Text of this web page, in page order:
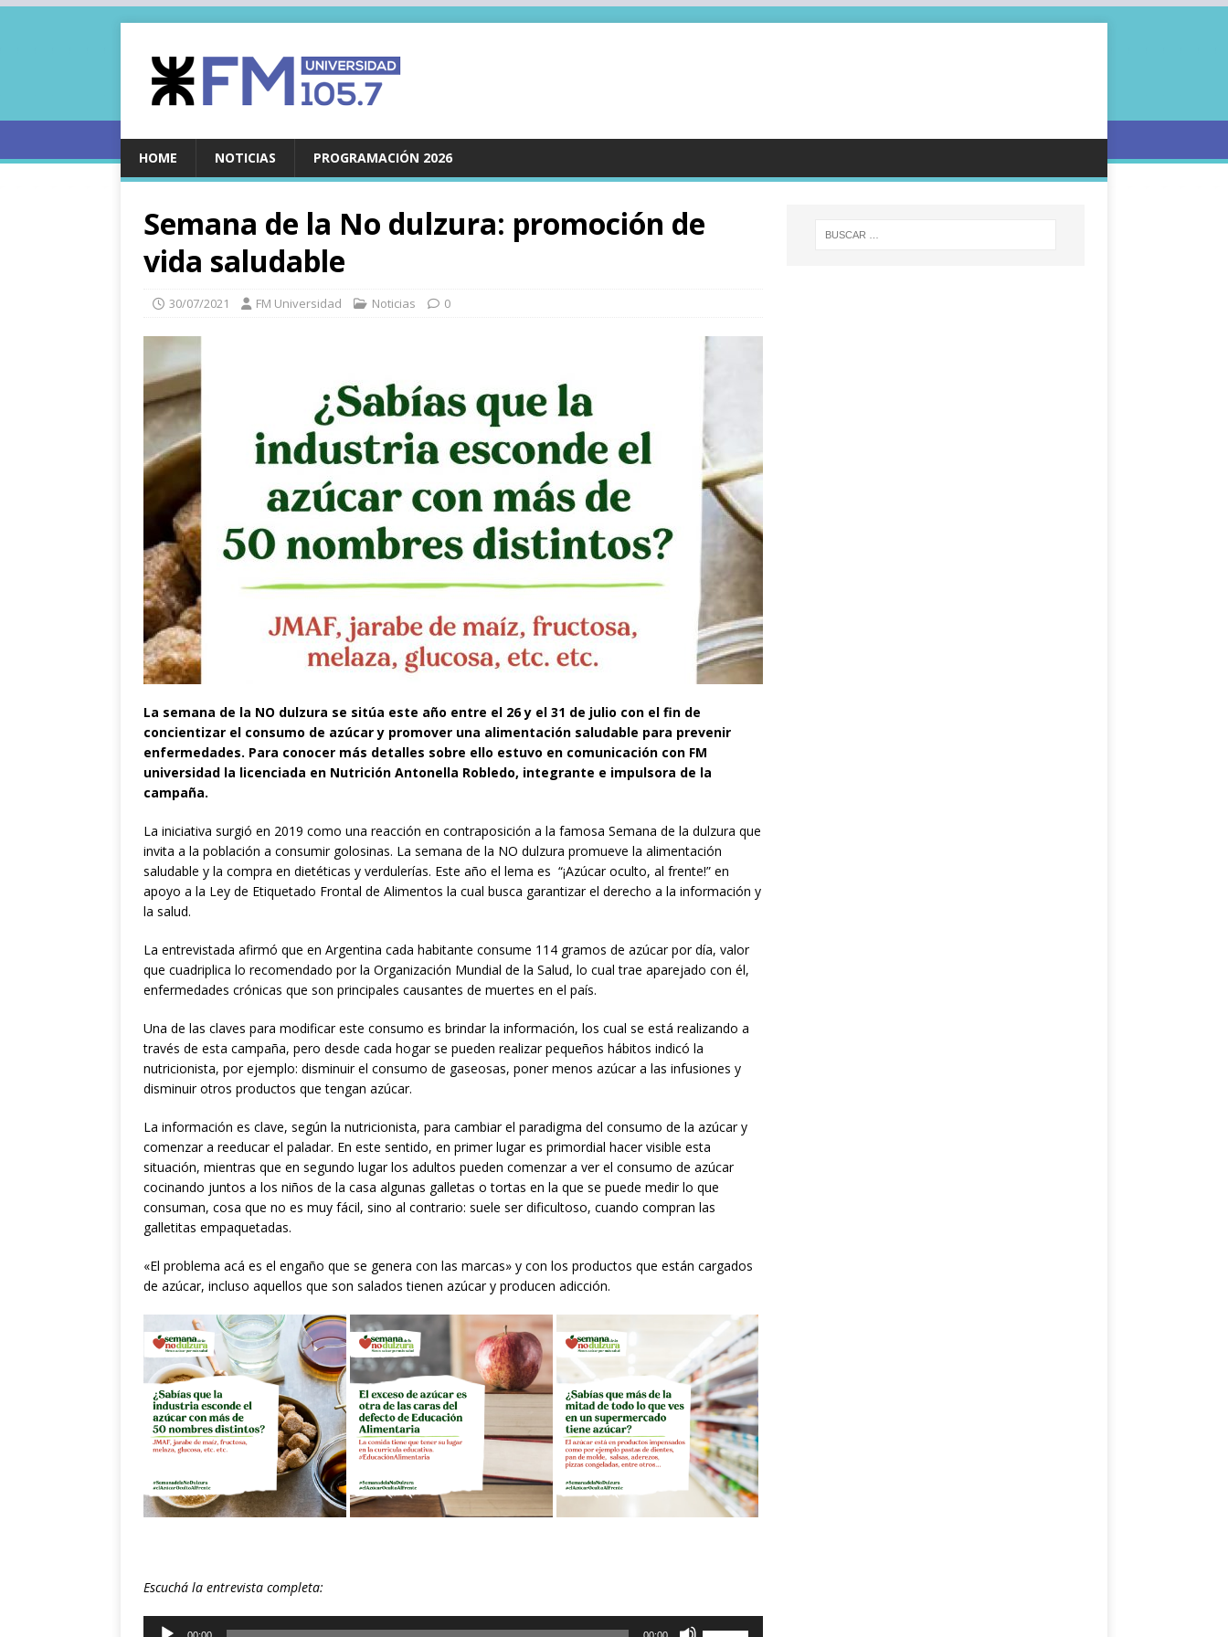
HOME NOTICIAS PROGRAMACIÓN 2026
Semana de la No dulzura: promoción de
vida saludable
30/07/2021 FM Universidad Noticias 0
La semana de la NO dulzura se sitúa este año entre el 26 y el 31 de julio con el fin de
concientizar el consumo de azúcar y promover una alimentación saludable para prevenir
enfermedades. Para conocer más detalles sobre ello estuvo en comunicación con FM
universidad la licenciada en Nutrición Antonella Robledo, integrante e impulsora de la
campaña.
La iniciativa surgió en 2019 como una reacción en contraposición a la famosa Semana de la dulzura que
invita a la población a consumir golosinas. La semana de la NO dulzura promueve la alimentación
saludable y la compra en dietéticas y verdulerías. Este año el lema es “¡Azúcar oculto, al frente!” en
apoyo a la Ley de Etiquetado Frontal de Alimentos la cual busca garantizar el derecho a la información y
la salud.
La entrevistada afirmó que en Argentina cada habitante consume 114 gramos de azúcar por día, valor
que cuadriplica lo recomendado por la Organización Mundial de la Salud, lo cual trae aparejado con él,
enfermedades crónicas que son principales causantes de muertes en el país.
Una de las claves para modificar este consumo es brindar la información, los cual se está realizando a
través de esta campaña, pero desde cada hogar se pueden realizar pequeños hábitos indicó la
nutricionista, por ejemplo: disminuir el consumo de gaseosas, poner menos azúcar a las infusiones y
disminuir otros productos que tengan azúcar.
La información es clave, según la nutricionista, para cambiar el paradigma del consumo de la azúcar y
comenzar a reeducar el paladar. En este sentido, en primer lugar es primordial hacer visible esta
situación, mientras que en segundo lugar los adultos pueden comenzar a ver el consumo de azúcar
cocinando juntos a los niños de la casa algunas galletas o tortas en la que se puede medir lo que
consuman, cosa que no es muy fácil, sino al contrario: suele ser dificultoso, cuando compran las
galletitas empaquetadas.
«El problema acá es el engaño que se genera con las marcas» y con los productos que están cargados
de azúcar, incluso aquellos que son salados tienen azúcar y producen adicción.
Escuchá la entrevista completa:
Reproductor